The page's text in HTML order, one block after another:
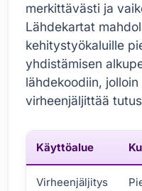
merkittävästi ja
Lähdekartat
kehitystyökaluille
yhdistämisen
lähdekoodiin,
virheenjäljittää
Käyttöalue
Virheenjäljitys